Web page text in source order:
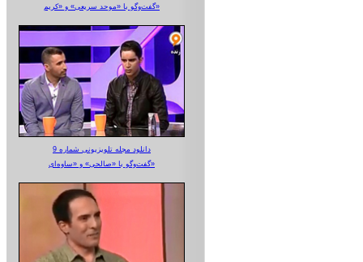
گفت‌وگو با «موحد سریعی» و «کریم»
دانلود مجله تلویزیونی شماره 9
گفت‌وگو با «صالحی» و «ساوه‌ای»